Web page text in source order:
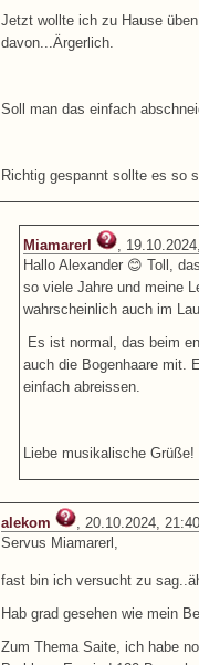
Jetzt wollte ich zu Hause
davon...Ärgerlich.
Soll man das einfach
Richtig gespannt sollte es so
Miamarerl
,
Hallo Alexander 😊 Toll,
so viele Jahre und meine
wahrscheinlich auch im
Es ist normal, das beim
auch die Bogenhaare mit.
einfach abreissen.
Liebe musikalische Grüße!
alekom
, 20.10.2024,
Servus Miamarerl,
fast bin ich versucht zu
Hab grad gesehen wie mein
Zum Thema Saite, ich habe